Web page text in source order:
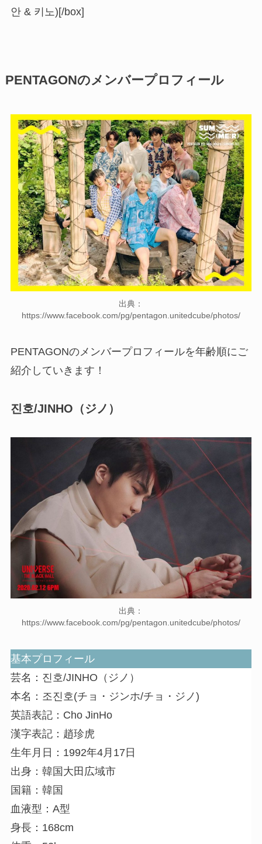
안 & 키노)[/box]
PENTAGONのメンバープロフィール
出典：
https://www.facebook.com/pg/pentagon.unitedcube/photos/
PENTAGONのメンバープロフィールを年齢順にご
紹介していきます！
진호/JINHO （ジノ）
出典：
https://www.facebook.com/pg/pentagon.unitedcube/photos/
基本プロフィール
芸名：진호/JINHO（ジノ）
本名：조진호(チョ・ジンホ/チョ・ジノ)
英語表記：Cho JinHo
漢字表記：趙珍虎
生年月日：1992年4月17日
出身：韓国大田広域市
国籍：韓国
血液型：A型
身長：168cm